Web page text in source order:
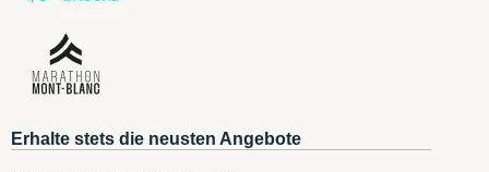
Erhalte stets die neusten Angebote